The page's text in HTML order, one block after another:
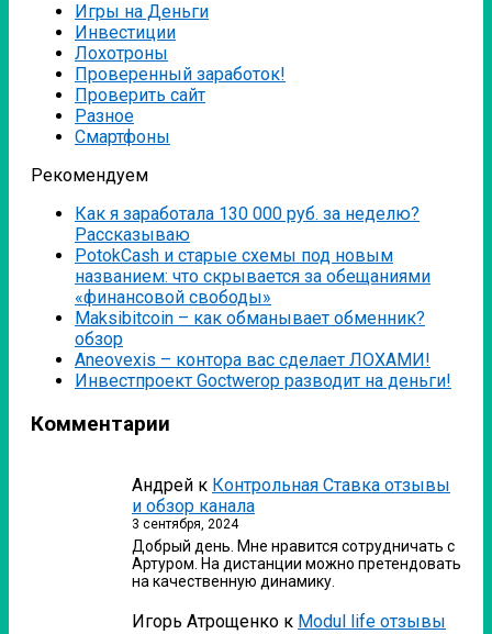
Игры на Деньги
Инвестиции
Лохотроны
Проверенный заработок!
Проверить сайт
Разное
Смартфоны
Рекомендуем
Как я заработала 130 000 руб. за неделю?
Рассказываю
PotokCash и старые схемы под новым
названием: что скрывается за обещаниями
«финансовой свободы»
Мaksibitcoin – как обманывает обменник?
обзор
Аneovexis – контора вас сделает ЛОХАМИ!
Инвестпроект Goctwerop разводит на деньги!
Комментарии
Андрей к Контрольная Ставка отзывы
и обзор канала
3 сентября, 2024
Добрый день. Мне нравится сотрудничать с
Артуром. На дистанции можно претендовать
на качественную динамику.
Игорь Атрощенко к Modul life отзывы